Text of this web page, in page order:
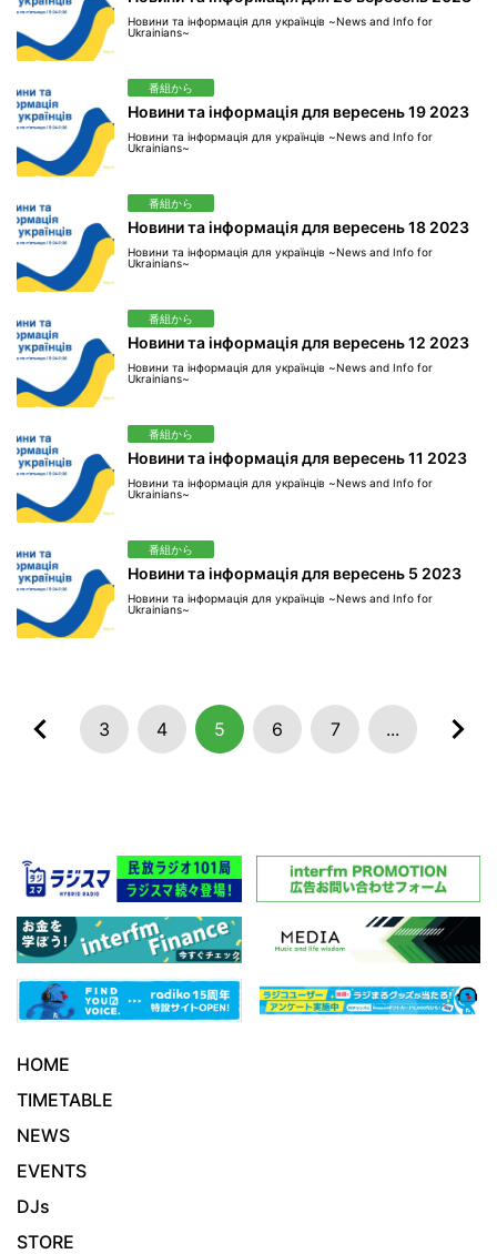
Новини та інформація для українців ~News and Info for
Ukrainians~
番組から
Новини та інформація для вересень 19 2023
Новини та інформація для українців ~News and Info for
Ukrainians~
番組から
Новини та інформація для вересень 18 2023
Новини та інформація для українців ~News and Info for
Ukrainians~
番組から
Новини та інформація для вересень 12 2023
Новини та інформація для українців ~News and Info for
Ukrainians~
番組から
Новини та інформація для вересень 11 2023
Новини та інформація для українців ~News and Info for
Ukrainians~
番組から
Новини та інформація для вересень 5 2023
Новини та інформація для українців ~News and Info for
Ukrainians~
3 4 5 6 7 ...
HOME
TIMETABLE
NEWS
EVENTS
DJs
STORE